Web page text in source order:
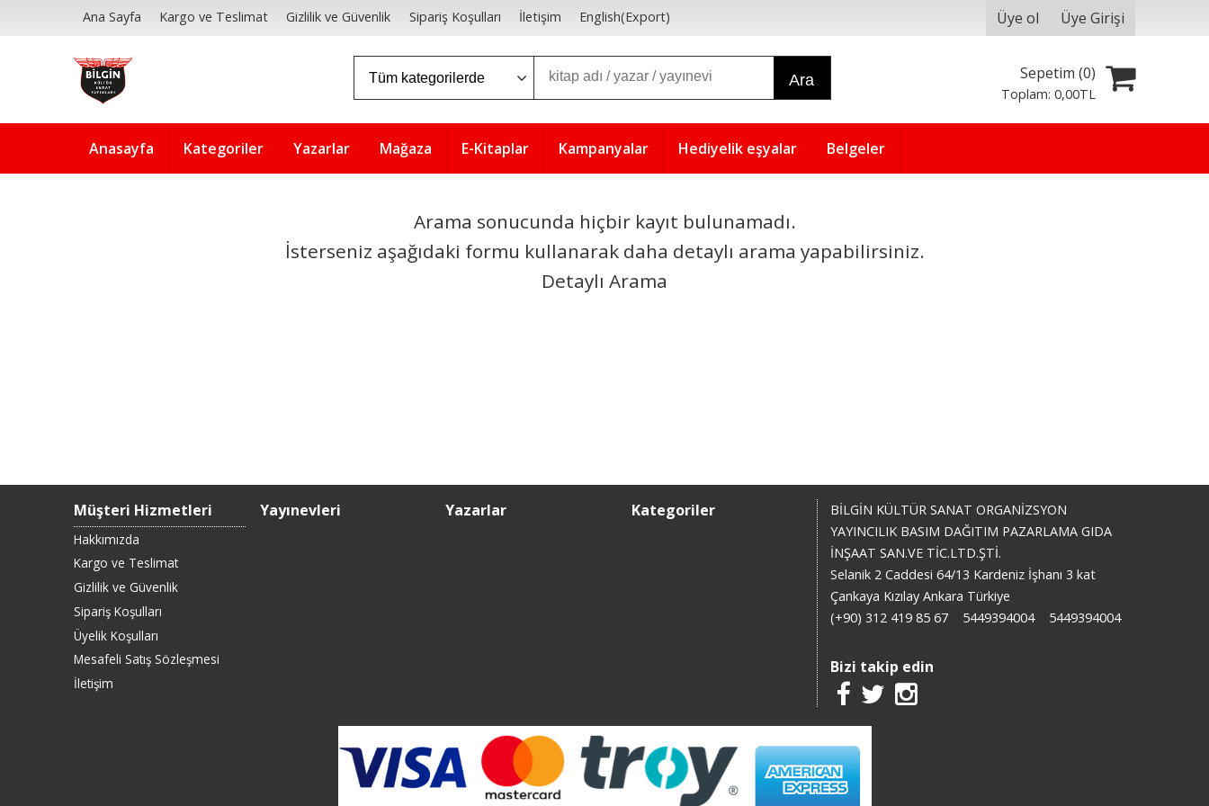
Ana Sayfa Kargo ve Teslimat Gizlilik ve Güvenlik Sipariş Koşulları İletişim English(Export) Üye ol Üye Girişi
Ara Sepetim (0)
Toplam:0,00TL
Anasayfa Kategoriler Yazarlar Mağaza E-Kitaplar Kampanyalar Hediyelik eşyalar Belgeler
Arama sonucunda hiçbir kayıt bulunamadı.
İsterseniz aşağıdaki formu kullanarak daha detaylı arama yapabilirsiniz.
Detaylı Arama
Müşteri Hizmetleri
Hakkımızda
Kargo ve Teslimat
Gizlilik ve Güvenlik
Sipariş Koşulları
Üyelik Koşulları
Mesafeli Satış Sözleşmesi
İletişim
Yayınevleri Yazarlar Kategoriler
BİLGİN KÜLTÜR SANAT ORGANİZSYON
YAYINCILIK BASIM DAĞITIM PAZARLAMA GIDA
İNŞAAT SAN.VE TİC.LTD.ŞTİ.
Selanik 2 Caddesi 64/13 Kardeniz İşhanı 3 kat
Çankaya Kızılay Ankara Türkiye
(+90) 312 419 85 67
5449394004 5449394004
Bizi takip edin